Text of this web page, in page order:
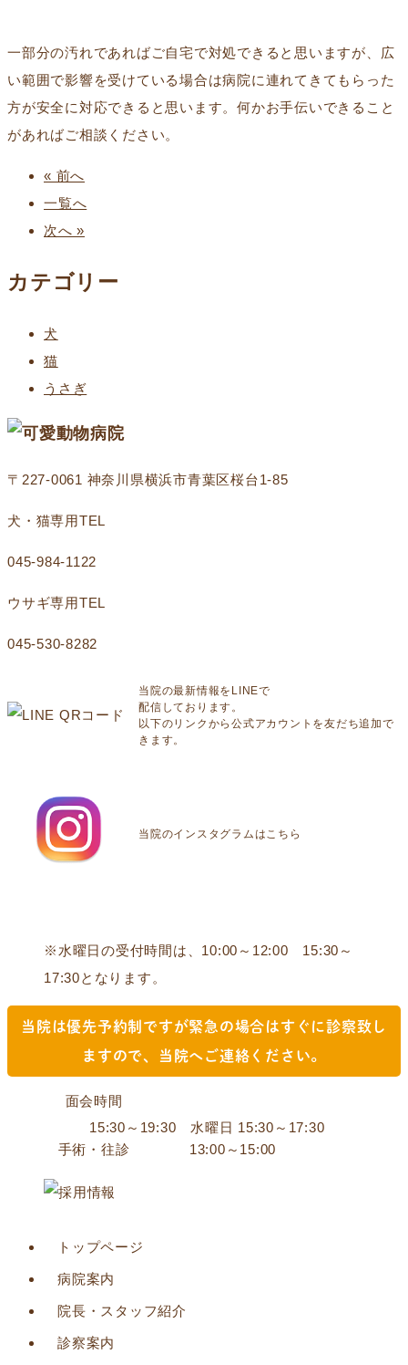
一部分の汚れであればご自宅で対処できると思いますが、広
い範囲で影響を受けている場合は病院に連れてきてもらった
方が安全に対応できると思います。何かお手伝いできること
があればご相談ください。
« 前へ
一覧へ
次へ »
カテゴリー
犬
猫
うさぎ
〒227-0061 神奈川県横浜市青葉区桜台1‐85
犬・猫専用TEL
045-984-1122
ウサギ専用TEL
045-530-8282
当院の最新情報をLINEで
配信しております。
以下のリンクから公式アカウントを友だち追加で
きます。
当院のインスタグラムはこちら
※水曜日の受付時間は、10:00～12:00 15:30～
17:30となります。
当院は優先予約制ですが緊急の場合はすぐに診察致し
ますので、当院へご連絡ください。
面会時間
15:30～19:30 水曜日 15:30～17:30
手術・往診
13:00～15:00
トップページ
病院案内
院長・スタッフ紹介
診察案内